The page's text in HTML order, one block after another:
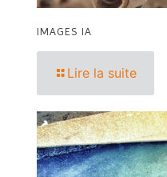
IMAGES IA
Lire la suite